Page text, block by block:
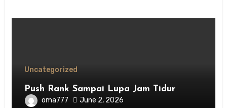
Uncategorized
Push Rank Sampai Lupa Jam Tidur
oma777 June 2, 2026